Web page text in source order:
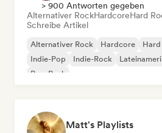
> 900 Antworten gegeben
Alternativer RockHardcoreHard
Schreibe Artikel
Alternativer Rock Hardcore
Indie-Pop
Indie-Rock
Pop-Punk
Matt's Playlists